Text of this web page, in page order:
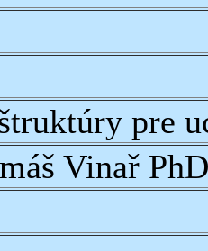
pre
Vinař